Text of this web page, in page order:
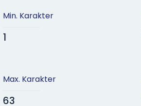
Min. Karakter
1
Max. Karakter
63